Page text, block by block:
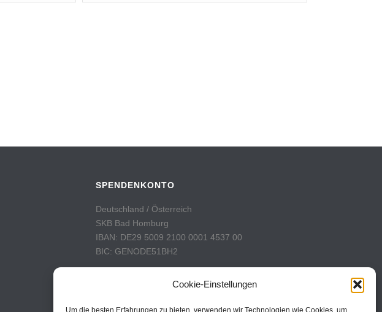
Cookie-Einstellungen
Um die besten Erfahrungen zu bieten, verwenden wir Technologien wie Cookies, um
SPENDENKONTO
Deutschland / Österreich
SKB Bad Homburg
IBAN: DE29 5009 2100 0001 4537 00
BIC: GENODE51BH2
Konto: 60-742493-7